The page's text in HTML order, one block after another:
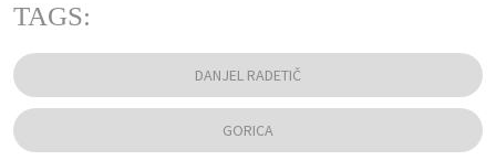
TAGS:
DANJEL RADETIČ
GORICA